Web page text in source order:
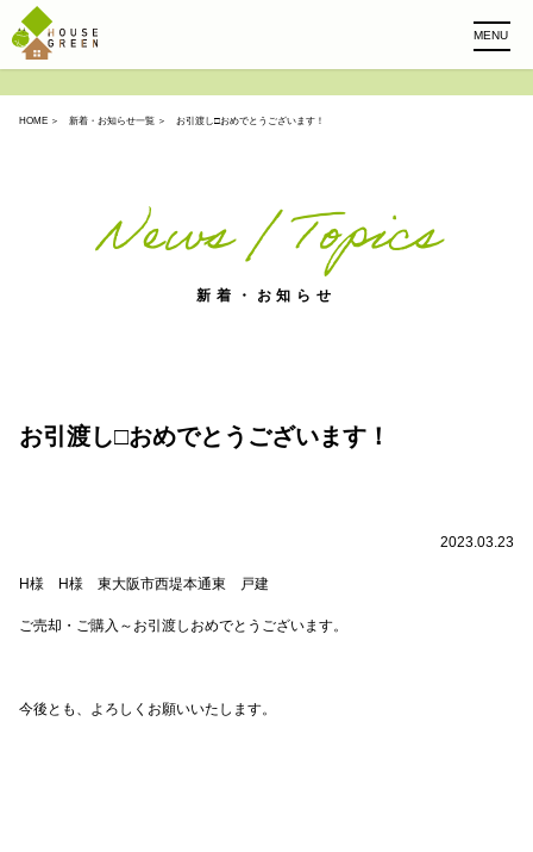
MENU
HOME ＞ 新着・お知らせ一覧 ＞ お引渡し□おめでとうございます！
News / Topics
新着・お知らせ
お引渡し□おめでとうございます！
2023.03.23
H様 H様 東大阪市西堤本通東 戸建
ご売却・ご購入～お引渡しおめでとうございます。
今後とも、よろしくお願いいたします。